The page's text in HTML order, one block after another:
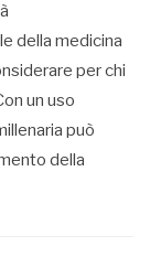
della medicina
per chi
un uso
può
della